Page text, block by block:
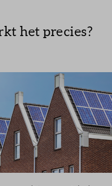
Inloggen
het precies?